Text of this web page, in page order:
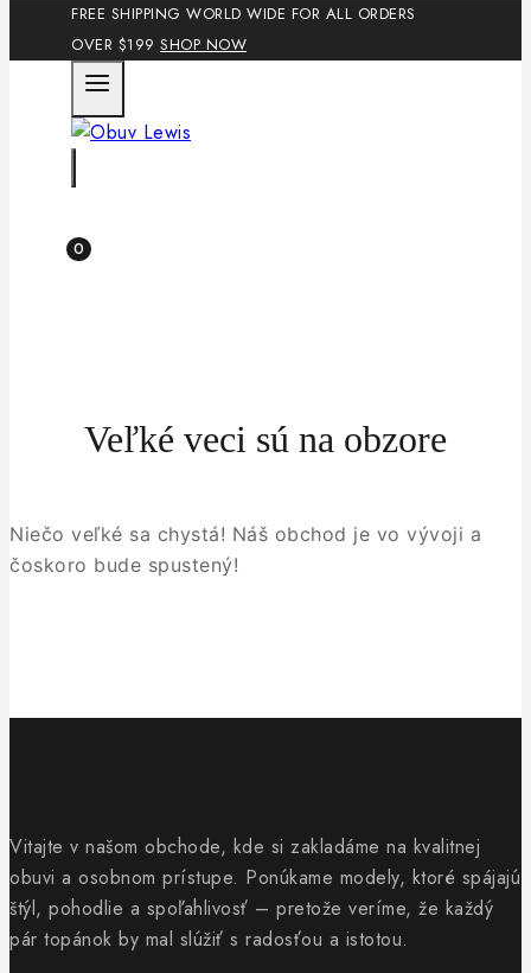
FREE SHIPPING WORLD WIDE FOR ALL ORDERS
OVER $199 SHOP NOW
0
Veľké veci sú na obzore
Niečo veľké sa chystá! Náš obchod je vo vývoji a
čoskoro bude spustený!
Vitajte v našom obchode, kde si zakladáme na kvalitnej
obuvi a osobnom prístupe. Ponúkame modely, ktoré spájajú
štýl, pohodlie a spoľahlivosť – pretože veríme, že každý
pár topánok by mal slúžiť s radosťou a istotou.